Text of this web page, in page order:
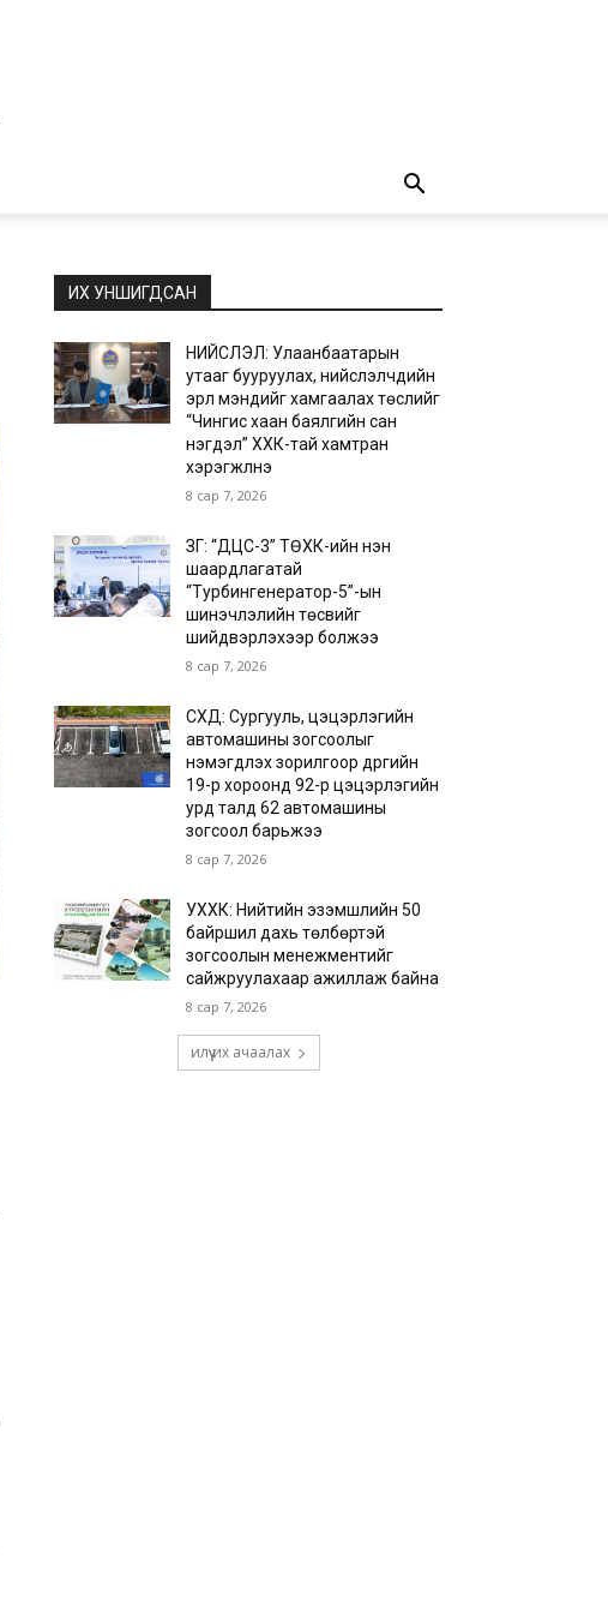
ИХ УНШИГДСАН
НИЙСЛЭЛ: Улаанбаатарын
утааг бууруулах, нийслэлчүүдийн
эрүүл мэндийг хамгаалах төслийг
“Чингис хаан баялгийн сан
нэгдэл” ХХК-тай хамтран
хэрэгжүүлнэ
8 сар 7, 2026
ЗГ: “ДЦС-3” ТӨХК-ийн нэн
шаардлагатай
“Турбингенератор-5”-ын
шинэчлэлийн төсвийг
шийдвэрлэхээр болжээ
8 сар 7, 2026
СХД: Сургууль, цэцэрлэгийн
автомашины зогсоолыг
нэмэгдүүлэх зорилгоор дүүргийн
19-р хороонд 92-р цэцэрлэгийн
урд талд 62 автомашины
зогсоол барьжээ
8 сар 7, 2026
УХХК: Нийтийн эзэмшлийн 50
байршил дахь төлбөртэй
зогсоолын менежментийг
сайжруулахаар ажиллаж байна
8 сар 7, 2026
илүү их ачаалах